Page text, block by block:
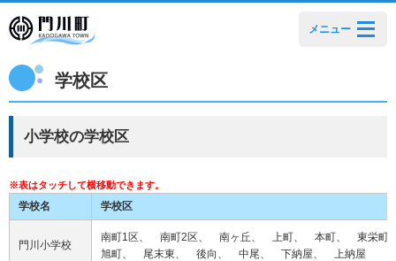
メニュー
学校区
小学校の学校区
学校名 学校区
門川小学校
南町1区、 南町2区、 南ヶ丘、 上町、 本町、 東栄町
旭町、 尾末東、 後向、 中尾、 下納屋、 上納屋